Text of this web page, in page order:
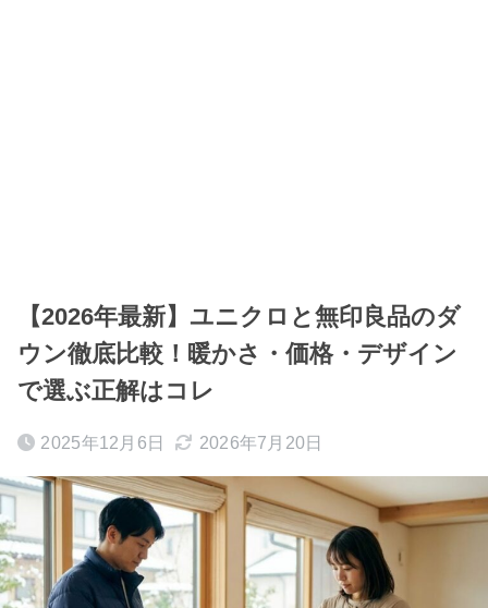
【2026年最新】ユニクロと無印良品のダ
ウン徹底比較！暖かさ・価格・デザイン
で選ぶ正解はコレ
2025年12月6日 2026年7月20日